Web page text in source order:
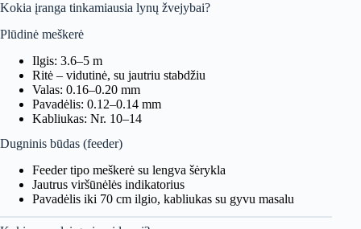
Kokia įranga tinkamiausia lynų žvejybai?
Plūdinė meškerė
Ilgis: 3.6–5 m
Ritė – vidutinė, su jautriu stabdžiu
Valas: 0.16–0.20 mm
Pavadėlis: 0.12–0.14 mm
Kabliukas: Nr. 10–14
Dugninis būdas (feeder)
Feeder tipo meškerė su lengva šėrykla
Jautrus viršūnėlės indikatorius
Pavadėlis iki 70 cm ilgio, kabliukas su gyvu masalu